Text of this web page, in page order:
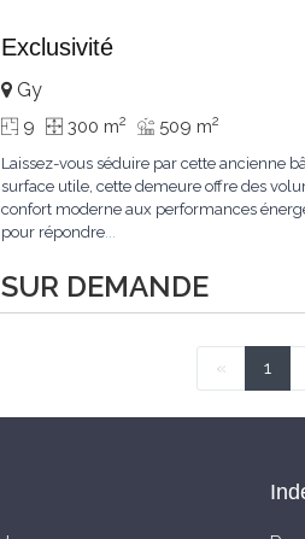
Exclusivité
SUR DEMANDE
Gy
9 300 m2 509 m2
Laissez-vous séduire par cette ancienne
surface utile, cette demeure offre des
confort moderne aux performances
pour répondre...
« 1